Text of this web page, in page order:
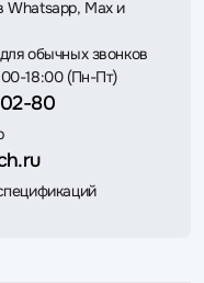
Whatsapp, Max и
обычных звонков
18:00 (Пн-Пт)
80